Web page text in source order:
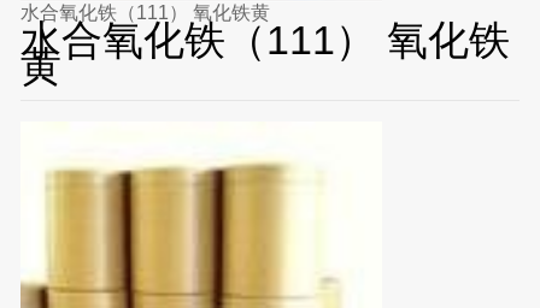
水合氧化铁（111） 氧化铁黄
水合氧化铁（111） 氧化铁
黄